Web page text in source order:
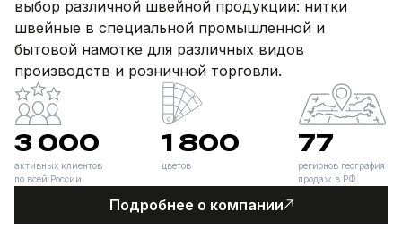
выбор различной швейной продукции: нитки
швейные в специальной промышленной и
бытовой намотке для различных видов
производств и розничной торговли.
3 000
активных клиентов
по всей России
1 800
цветов
77
регионов география
продаж в РФ
Подробнее о компании